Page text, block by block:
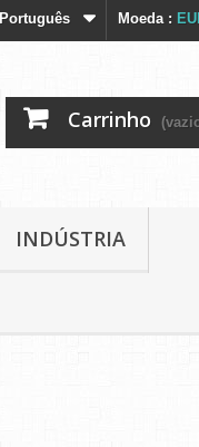
Moeda :
Português
Carrinho
INDÚSTRIA